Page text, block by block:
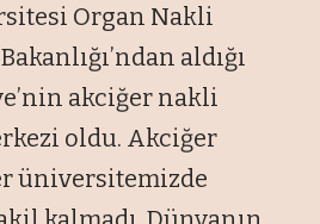
Organ Nakli
aldığı
akciğer nakli
oldu. Akciğer
üniversitemizde